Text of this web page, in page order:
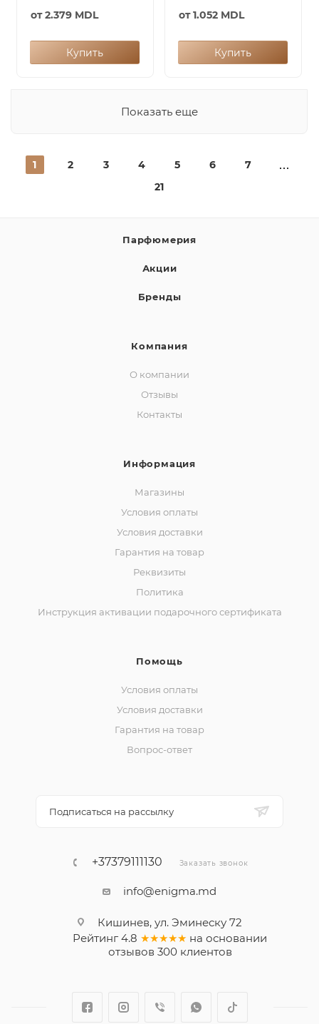
от2.379 MDL
Купить
от1.052 MDL
Купить
Показать еще
1 2 3 4 5 6
7
21
Парфюмерия
Акции
Бренды
Компания
О компании
Отзывы
Контакты
Информация
Магазины
Условия оплаты
Условия доставки
Гарантия на товар
Реквизиты
Политика
Инструкция активации подарочного сертификата
Помощь
Условия оплаты
Условия доставки
Гарантия на товар
Вопрос-ответ
Подписаться на рассылку
+37379111130 Заказать звонок
info@enigma.md
Кишинев, ул. Эминеску 72
Рейтинг 4.8 ★★★★★ на основании
отзывов 300клиентов